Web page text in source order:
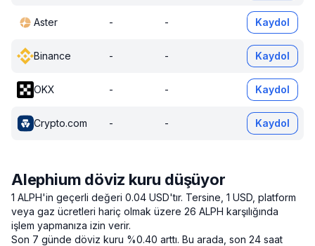
Aster - - Kaydol
Binance - - Kaydol
OKX - - Kaydol
Crypto.com - - Kaydol
Alephium döviz kuru düşüyor
1 ALPH'in geçerli değeri 0.04 USD'tır. Tersine, 1 USD, platform
veya gaz ücretleri hariç olmak üzere 26 ALPH karşılığında
işlem yapmanıza izin verir.
Son 7 günde döviz kuru %0.40 arttı. Bu arada, son 24 saat